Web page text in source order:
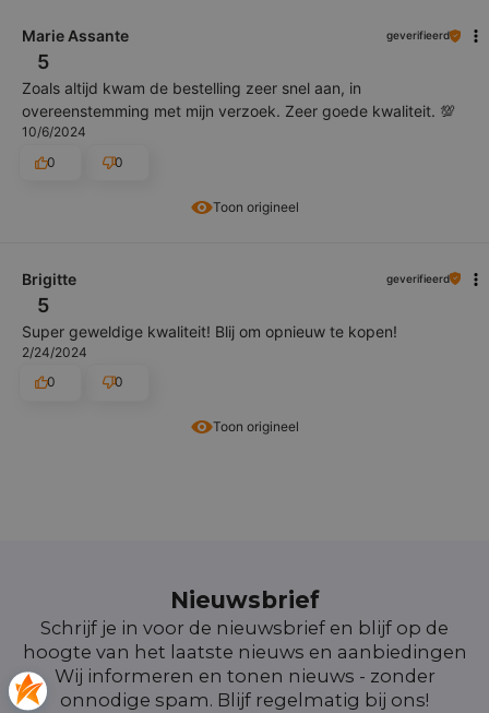
Toon origineel
Marie Assante geverifieerd
5
Zoals altijd kwam de bestelling zeer snel aan, in
overeenstemming met mijn verzoek. Zeer goede kwaliteit. 💯
10/6/2024
0
0
Toon origineel
Brigitte geverifieerd
5
Super geweldige kwaliteit! Blij om opnieuw te kopen!
2/24/2024
0
0
Nieuwsbrief
Schrijf je in voor de nieuwsbrief en blijf op de
hoogte van het laatste nieuws en aanbiedingen
Wij informeren en tonen nieuws - zonder
onnodige spam. Blijf regelmatig bij ons!